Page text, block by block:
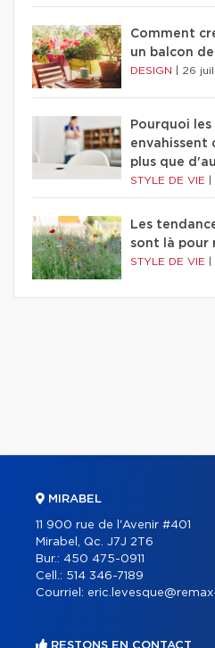
Comment
un balcon
DESIGN 26
Pourquoi les
envahissent
plus que
STYLE DE VIE
Les
sont là pour
STYLE DE VIE
MIRABEL
11 900 rue de l'Avenir #401
Mirabel, Qc. J7J 2T6
Bur.: 450 475-0911
Cell.: 514 346-7189
Courriel: